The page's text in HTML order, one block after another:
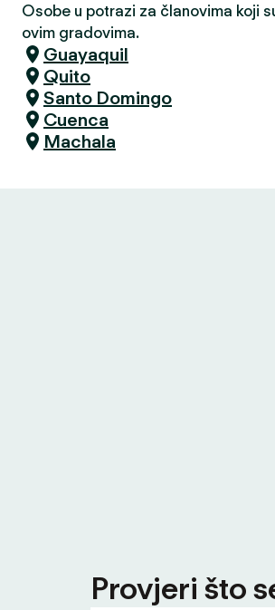
Osobe u potrazi za članovima koji
ovim gradovima.
Guayaquil
Quito
Santo Domingo
Cuenca
Machala
Provjeri što